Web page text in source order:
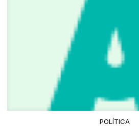
POLÍTICA